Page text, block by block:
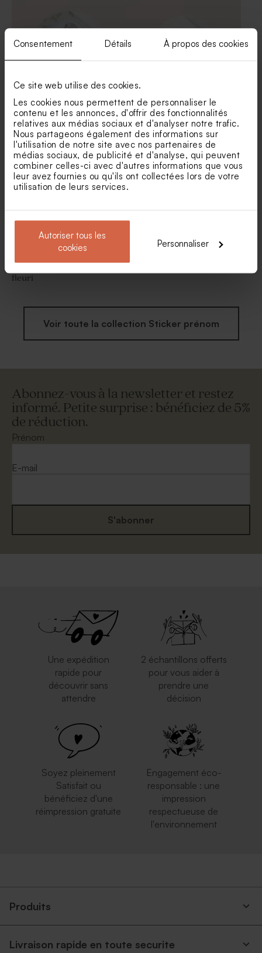
Consentement Détails À propos des cookies
Ce site web utilise des cookies.
Les cookies nous permettent de personnaliser le
contenu et les annonces, d'offrir des fonctionnalités
relatives aux médias sociaux et d'analyser notre trafic.
Nous partageons également des informations sur
l'utilisation de notre site avec nos partenaires de
médias sociaux, de publicité et d'analyse, qui peuvent
combiner celles-ci avec d'autres informations que vous
leur avez fournies ou qu'ils ont collectées lors de votre
utilisation de leurs services.
Autoriser tous les
cookies
Personnaliser
Savon artisanal rond fête -
fleurs hibiscus
Diffuseur de parfum fête
rose
Sticker autocollant
anniversaire de mariage
brindilles
Sticker autocollant jubilé
brindilles
fleuri
Voir toute la collection Sticker prénom
Abonnez-vous à la newsletter et restez
informé. Petite surprise : bénéficiez de 5%
de réduction.
Prénom
E-mail
S'abonner
Une expédition
rapide pour
découvrir sans
attendre
2 échantillons offerts
pour vous aider à
prendre une
décision
Soyez pleinement
Satisfait ou
bénéficiez d'une
réimpression gratuite
Engagement éco-
responsable : une
impression
respectueuse de
l'environnement
Produits
Livraison rapide en toute securite